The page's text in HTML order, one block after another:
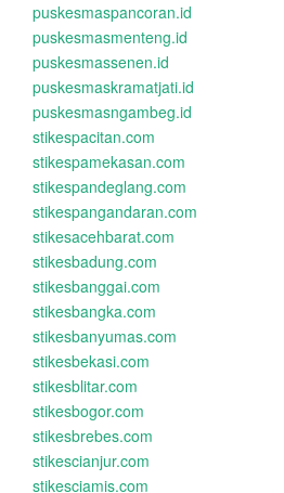
puskesmaspancoran.id
puskesmasmenteng.id
puskesmassenen.id
puskesmaskramatjati.id
puskesmasngambeg.id
stikespacitan.com
stikespamekasan.com
stikespandeglang.com
stikespangandaran.com
stikesacehbarat.com
stikesbadung.com
stikesbanggai.com
stikesbangka.com
stikesbanyumas.com
stikesbekasi.com
stikesblitar.com
stikesbogor.com
stikesbrebes.com
stikescianjur.com
stikesciamis.com